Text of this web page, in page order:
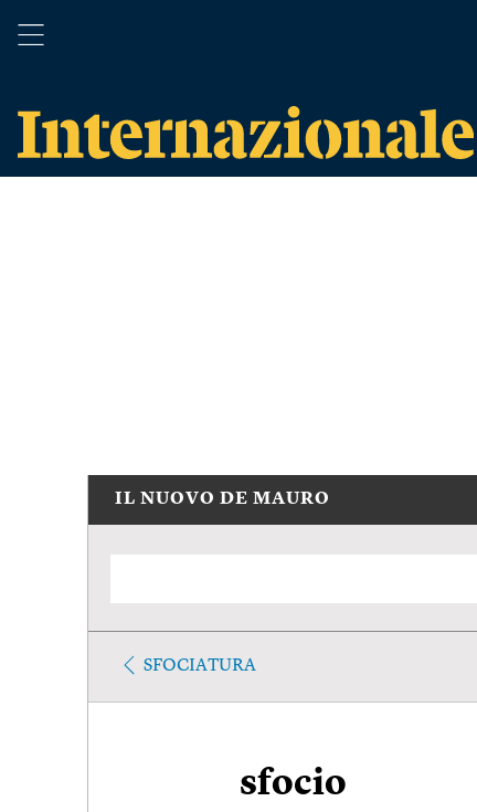
IL NUOVO DE MAURO
SFOCIATURA
sfocio